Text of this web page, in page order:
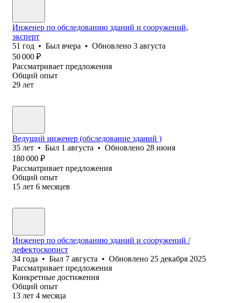
Инженер по обследованию зданий и сооружений,
эксперт
51 год • Был вчера • Обновлено 3 августа
50 000 ₽
Рассматривает предложения
Общий опыт
29 лет
Ведущий инженер (обследование зданий )
35 лет • Был 1 августа • Обновлено 28 июня
180 000 ₽
Рассматривает предложения
Общий опыт
15 лет 6 месяцев
Инженер по обследованию зданий и сооружений /
дефектоскопист
34 года • Был 7 августа • Обновлено 25 декабря 2025
Рассматривает предложения
Конкретные достижения
Общий опыт
13 лет 4 месяца